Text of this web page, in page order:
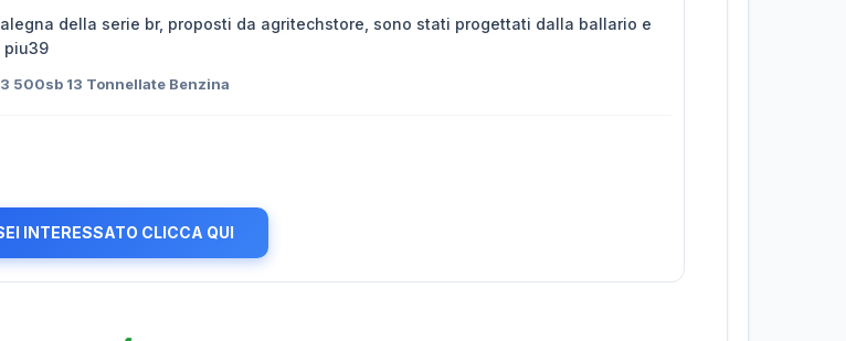
della serie br, proposti da agritechstore, sono stati progettati dalla ballario e
piu39
500sb 13 Tonnellate Benzina
INTERESSATO CLICCA QUI